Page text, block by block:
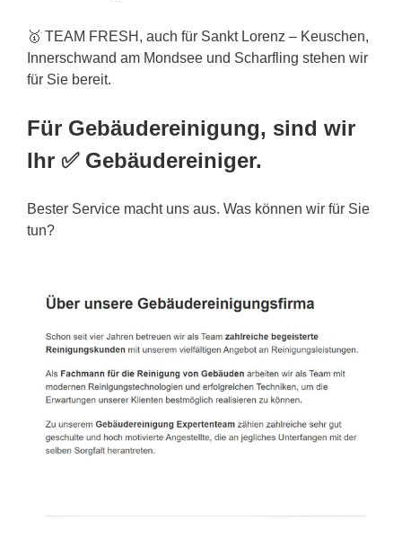
🥇 TEAM FRESH, auch für Sankt Lorenz – Keuschen,
Innerschwand am Mondsee und Scharfling stehen wir
für Sie bereit.
Für Gebäudereinigung, sind wir
Ihr ✅ Gebäudereiniger.
Bester Service macht uns aus. Was können wir für Sie
tun?